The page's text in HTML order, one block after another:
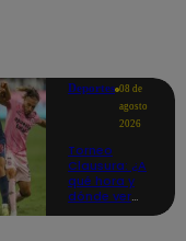
Deportes 08 de
agosto
2026
Torneo
Clausura: ¿A
qué hora y
dónde ver